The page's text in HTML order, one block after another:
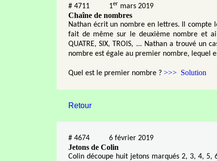
# 4711 1er mars 2019
Chaîne de nombres
Nathan écrit un nombre en lettres. Il
fait de même sur le deuxième nombre et
QUATRE, SIX, TROIS, ... Nathan a trouvé
nombre est égale au premier nombre, lequel
Quel est le premier nombre ? >>> Solution
Retour
# 4674 6 février 2019
Jetons de Colin
Colin découpe huit jetons marqués 2, 3, 4,